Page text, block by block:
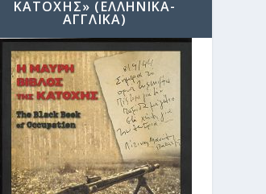
ΚΑΤΟΧΗΣ» (ΕΛΛΗΝΙΚΑ-
ΑΓΓΛΙΚΑ)